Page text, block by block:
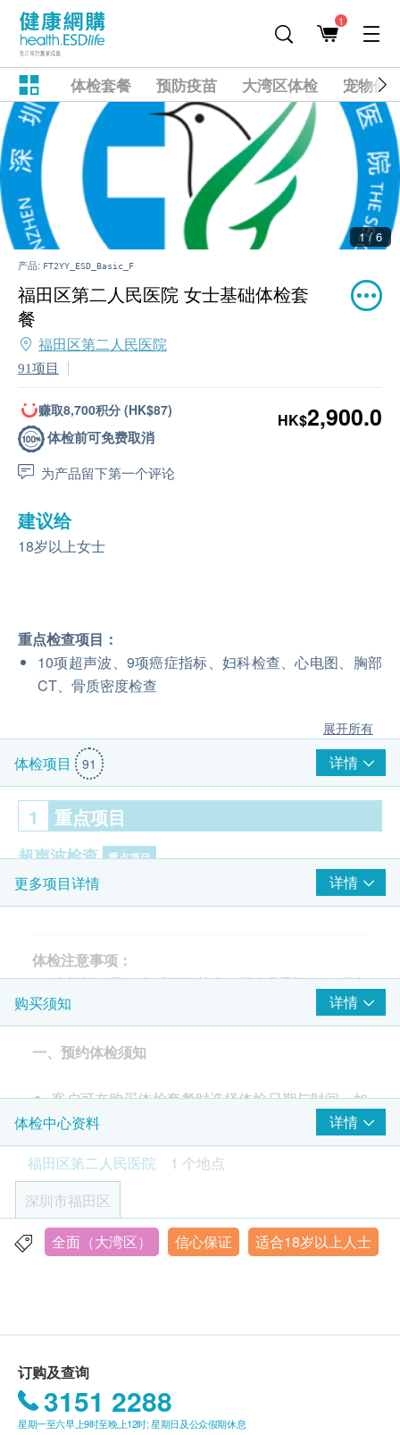
1
体检套餐 预防疫苗 大湾区体检 宠物健
1 / 6
产品: FT2YY_ESD_Basic_F
福田区第二人民医院 女士基础体检套
餐
福田区第二人民医院
91项目
赚取8,700积分 (HK$87)
体检前可免费取消
为产品留下第一个评论
HK$2,900.0
建议给
18岁以上女士
重点检查项目：
10项超声波、9项癌症指标、妇科检查、心电图、胸部
CT、骨质密度检查
展开所有
体检项目 91 详情
1 重点项目
超声波检查 重点项目
B超檢查-肝
脾脏超声波
胰脏超声波
颈部淋巴结超声波
泌尿系统超声（输尿管及膀胱）
双侧颈、椎+锁骨下动脉超声波
子宫及双附件超声波
癌症指标 重点项目
甲种胎蛋白 (肝癌)
癌胚抗原(肠癌普查)
癌抗原 19.9 (胰脏癌)
癌抗原 125 (卵巢) - 只限女士
癌抗原 15.3 (乳房) - 只限女士
妇科检查
白带常规检查
更多项目详情 详情
体检注意事项：
体检前一天20点后开始禁食，避免剧烈运动，避免
进食高蛋白、高嘌呤、高盐食物和酒，保持空腹状
态。
糖尿病、高血压、心脏病等慢性病患者，在必须要
物。
注意事项：备孕或已孕者勿做放射检查（包括
CT、X片、胸片、MRI磁共振、呼气试验）。
已婚女士经期结束后3天方可做妇科检查
如有呼气试验需空腹4小时且禁水2小时。如1个月
内有服用消炎药、护胃药，此项延后检查.
受检当日请着轻便装，女士建议着裤装，勿穿有金
属内衣裤，勿携带贵重饰品。
购买须知 详情
一、预约体检须知
客户可在购买体检套餐时选择体检日期与时间。如
客户未在购买体检套餐时选择体检日期与时间，福
田第二人民医院将会于订单成功付款后的2个工作
日内致电客户进行预约。客户亦可至少提前1个工
作日联络医疗中心进行预约（联络电话：+86-
0755-83117954、+86-0755-83110237-
1681、+86-0755-83310237-2900）。
客户至现场后，医疗中心工作人员会核对客户的姓
83110237-1681、+86-0755-83310237-2900）。
身体检查计划有效期为3个月，客户必须于3个月内
（由确认付款日期起计）接受有关检查，逾期作
体检中心资料
详情
福田区第二人民医院
1 个地点
深圳市福田区
龙尾院区：深圳市梅林街道梅亭路1号4栋
全面（大湾区） 信心保证 适合18岁以上人士
订购及查询
3151 2288
星期一至六早上9时至晚上12时; 星期日及公众假期休息